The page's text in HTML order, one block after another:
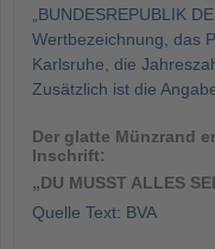
„BUNDESREPUBLIK
Wertbezeichnung, das
Karlsruhe, die
Zusätzlich ist die
Der glatte Münzrand
Inschrift:
„DU MUSST ALLES
Quelle Text: BVA